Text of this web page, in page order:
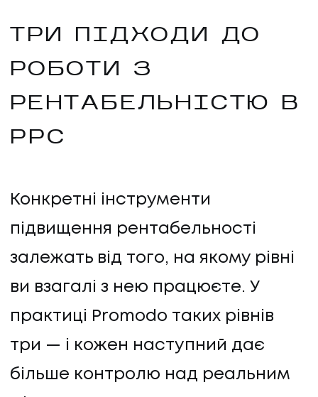
ТРИ ПІДХОДИ ДО
РОБОТИ З
РЕНТАБЕЛЬНІСТЮ В
PPC
Конкретні інструменти
підвищення рентабельності
залежать від того, на якому рівні
ви взагалі з нею працюєте. У
практиці Promodo таких рівнів
три — і кожен наступний дає
більше контролю над реальним